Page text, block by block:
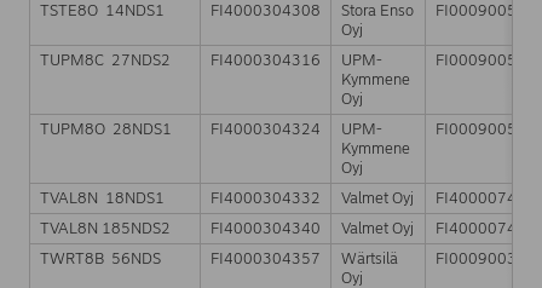
TSTE8O 14NDS1 FI4000304308
Stora Enso
Oyj
TUPM8C 27NDS2 FI4000304316
UPM-
Kymmene
Oyj
TUPM8O 28NDS1 FI4000304324
UPM-
Kymmene
Oyj
TVAL8N 18NDS1 FI4000304332 Valmet Oyj
TVAL8N 185NDS2
FI4000304340 Valmet Oyj
TWRT8B 56NDS
FI4000304357
Wärtsilä
Oyj